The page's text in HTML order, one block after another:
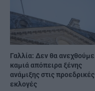
Γαλλία: Δεν θα ανεχθούμε
καμιά απόπειρα ξένης
ανάμιξης στις προεδρικές
εκλογές